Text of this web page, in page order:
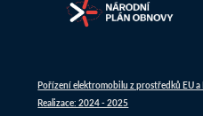
Pořízení elektromobilu z prostředků EU
Realizace: 2024 - 2025